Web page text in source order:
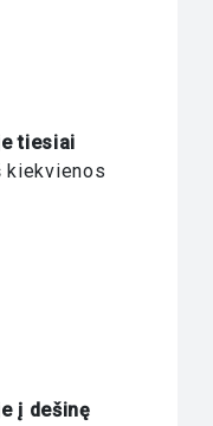
tiesiai
kiekvienos
į dešinę